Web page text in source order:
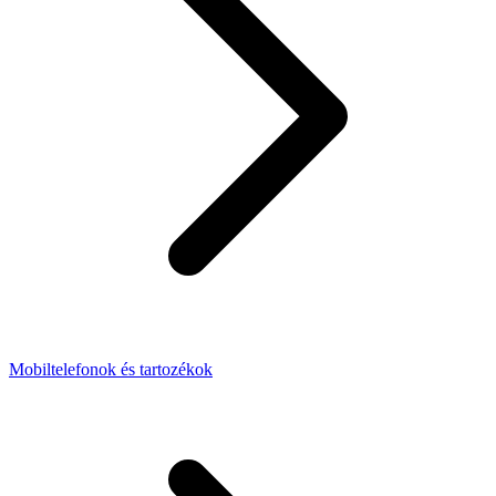
Mobiltelefonok és tartozékok